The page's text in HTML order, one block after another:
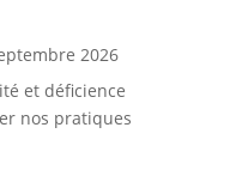
2026
et déficience
nos pratiques